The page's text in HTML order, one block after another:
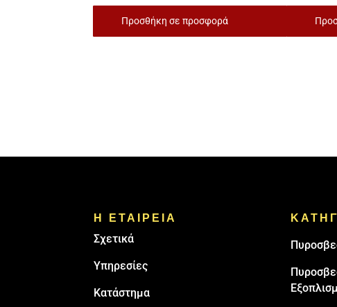
Προσθήκη σε προσφορά
Η ΕΤΑΙΡΕΙΑ
Σχετικά
Υπηρεσίες
Κατάστημα